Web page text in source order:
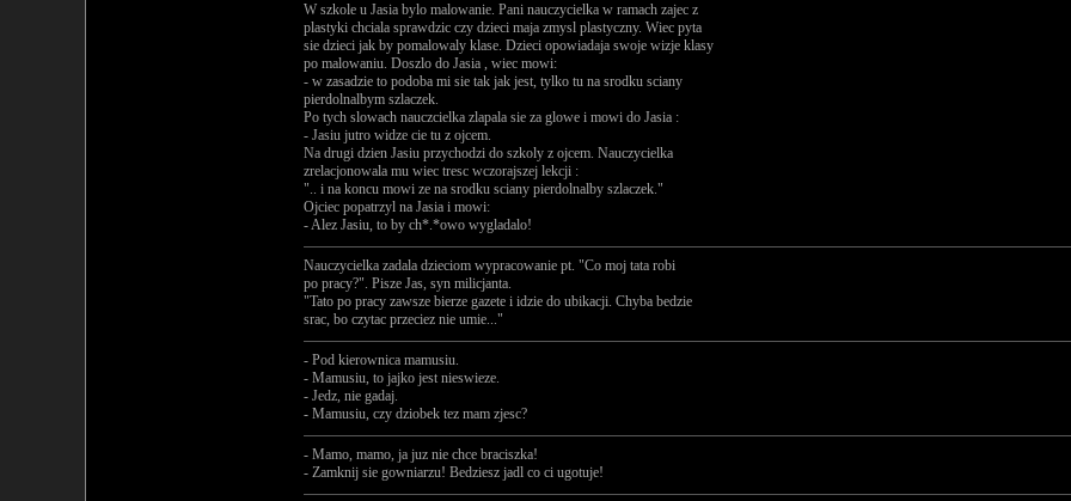
W szkole u Jasia bylo malowanie. Pani nauczycielka w ramach zajec z
plastyki chciala sprawdzic czy dzieci maja zmysl plastyczny. Wiec pyta
sie dzieci jak by pomalowaly klase. Dzieci opowiadaja swoje wizje klasy
po malowaniu. Doszlo do Jasia , wiec mowi:
- w zasadzie to podoba mi sie tak jak jest, tylko tu na srodku sciany
pierdolnalbym szlaczek.
Po tych slowach nauczcielka zlapala sie za glowe i mowi do Jasia :
- Jasiu jutro widze cie tu z ojcem.
Na drugi dzien Jasiu przychodzi do szkoly z ojcem. Nauczycielka
zrelacjonowala mu wiec tresc wczorajszej lekcji :
".. i na koncu mowi ze na srodku sciany pierdolnalby szlaczek."
Ojciec popatrzyl na Jasia i mowi:
- Alez Jasiu, to by ch*.*owo wygladalo!
Nauczycielka zadala dzieciom wypracowanie pt. "Co moj tata robi
po pracy?". Pisze Jas, syn milicjanta.
"Tato po pracy zawsze bierze gazete i idzie do ubikacji. Chyba bedzie
srac, bo czytac przeciez nie umie..."
- Pod kierownica mamusiu.
- Mamusiu, to jajko jest nieswieze.
- Jedz, nie gadaj.
- Mamusiu, czy dziobek tez mam zjesc?
- Mamo, mamo, ja juz nie chce braciszka!
- Zamknij sie gowniarzu! Bedziesz jadl co ci ugotuje!